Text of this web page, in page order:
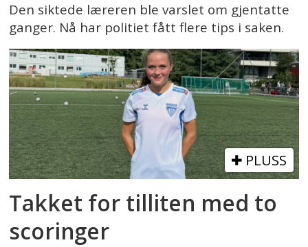
Den siktede læreren ble varslet om gjentatte
ganger. Nå har politiet fått flere tips i saken.
PLUSS
Takket for tilliten med to
scoringer